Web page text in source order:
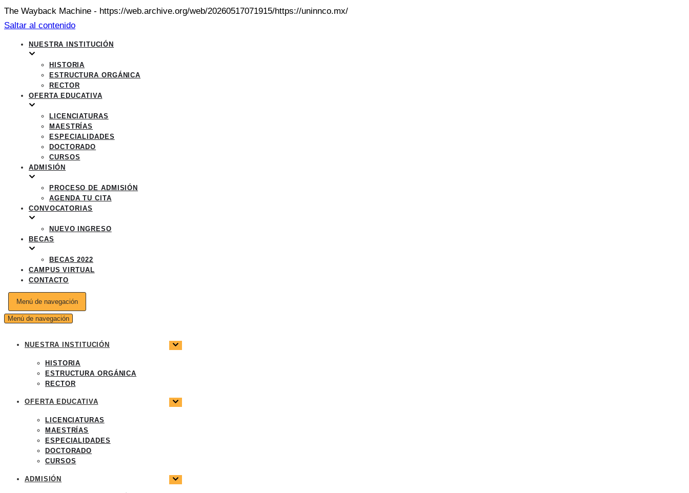
The Wayback Machine - https://web.archive.org/web/20260517071915/https://uninnco.mx/
Saltar al contenido
NUESTRA INSTITUCIÓN
HISTORIA
ESTRUCTURA ORGÁNICA
RECTOR
OFERTA EDUCATIVA
LICENCIATURAS
MAESTRÍAS
ESPECIALIDADES
DOCTORADO
CURSOS
ADMISIÓN
PROCESO DE ADMISIÓN
AGENDA TU CITA
CONVOCATORIAS
NUEVO INGRESO
BECAS
BECAS 2022
CAMPUS VIRTUAL
CONTACTO
Menú de navegación
Menú de navegación
NUESTRA INSTITUCIÓN
HISTORIA
ESTRUCTURA ORGÁNICA
RECTOR
OFERTA EDUCATIVA
LICENCIATURAS
MAESTRÍAS
ESPECIALIDADES
DOCTORADO
CURSOS
ADMISIÓN